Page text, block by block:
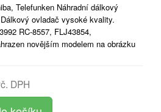
Telefunken Náhradní dálkový
ovladač vysoké kvality.
RC-8557, FLJ43854,
novějším modelem na obrázku
DPH